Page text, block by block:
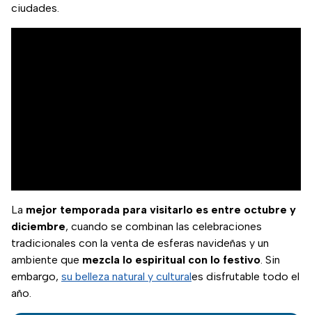
ciudades.
La mejor temporada para visitarlo es entre octubre y
diciembre, cuando se combinan las celebraciones
tradicionales con la venta de esferas navideñas y un
ambiente que mezcla lo espiritual con lo festivo. Sin
embargo, su belleza natural y culturales disfrutable todo el
año.